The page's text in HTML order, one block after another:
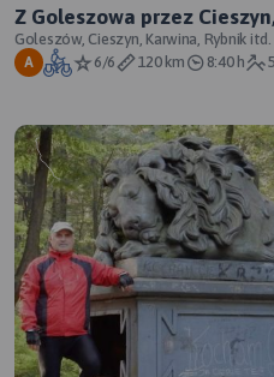
Z Goleszowa przez
Goleszów, Cieszyn, Karwina, Rybnik itd.
A 6/6 120 km 8:40 h